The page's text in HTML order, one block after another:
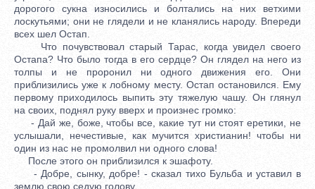
дорогого сукна износились и болтались на них ветхими
лоскутьями; они не глядели и не кланялись народу. Впереди
всех шел Остап.
Что почувствовал старый Тарас, когда увидел своего
Остапа? Что было тогда в его сердце? Он глядел на него из
толпы и не проронил ни одного движения его. Они
приблизились уже к лобному месту. Остап остановился. Ему
первому приходилось выпить эту тяжелую чашу. Он глянул
на своих, поднял руку вверх и произнес громко:
- Дай же, боже, чтобы все, какие тут ни стоят еретики, не
услышали, нечестивые, как мучится христианин! чтобы ни
один из нас не промолвил ни одного слова!
После этого он приблизился к эшафоту.
- Добре, сынку, добре! - сказал тихо Бульба и уставил в
землю свою седую голову.